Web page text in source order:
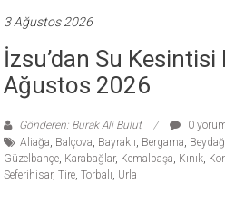
3 Ağustos 2026
İzsu’dan Su Kesintisi
Ağustos 2026
Gönderen: Burak Ali Bulut
0
Aliağa, Balçova, Bayraklı, Bergama, Beydağ
Güzelbahçe, Karabağlar, Kemalpaşa, Kınık,
Seferihisar,Tire,Torbalı, Urla